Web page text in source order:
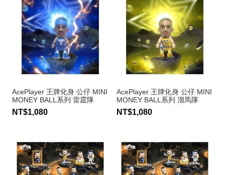
AcePlayer 王牌化身 公仔 MINI
MONEY BALL系列 雷霆隊
Shai Gilgeous-Alexander #2
NT$1,080
AcePlayer 王牌化身 公仔 MINI
MONEY BALL系列 溜馬隊
Tyrese Haliburton #0
NT$1,080